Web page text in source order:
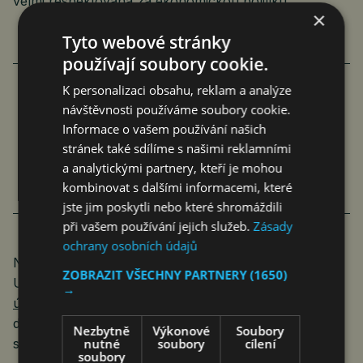
POLSKÉ VOLBY JSOU PŘÍBĚHEM
O NADĚJI. NAPLNĚNÉ I ZKLAMANÉ
Roman Pospíšil Komentáře 17. 10. 2023
Na fotkách z Bruselu vítá šéfka Evropské komise
Ursula von der Leyen Donalda Tuska srozzářeným
úsměvem a rukou na jeho paži
dítě dobrovolně vrací napravené do lůna rodné
strany. Stojí za to se na článek podívat.
×
Tyto webové stránky
používají soubory cookie.
K personalizaci obsahu, reklam a analýze
návštěvnosti používáme soubory cookie.
Informace o vašem používání našich
stránek také sdílíme s našimi reklamními
a analytickými partnery, kteří je mohou
kombinovat s dalšími informacemi, které
jste jim poskytli nebo které shromáždili
při vašem používání jejich služeb.Zásady
ochrany osobních údajů
ZOBRAZIT VŠECHNY PARTNERY(1650)
→
Nezbytně
nutné
soubory
Výkonové
soubory
Soubory
cílení